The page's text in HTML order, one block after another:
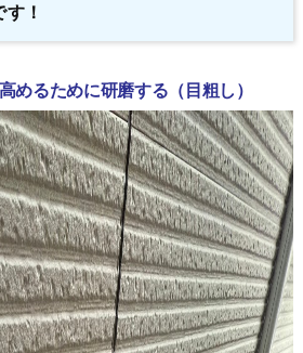
！
めるために研磨する（目粗し）